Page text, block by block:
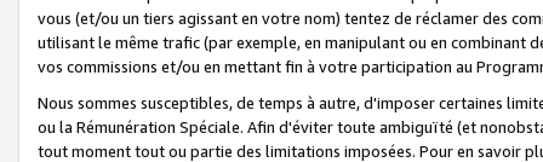
vous (et/ou un tiers agissant en votre nom) tentez de réclamer des
utilisant le même trafic (par exemple, en manipulant ou en combinant
vos commissions et/ou en mettant fin à votre participation au
Nous sommes susceptibles, de temps à autre, d'imposer certaines
ou la Rémunération Spéciale. Afin d'éviter toute ambiguïté (et
tout moment tout ou partie des limitations imposées. Pour en savoir